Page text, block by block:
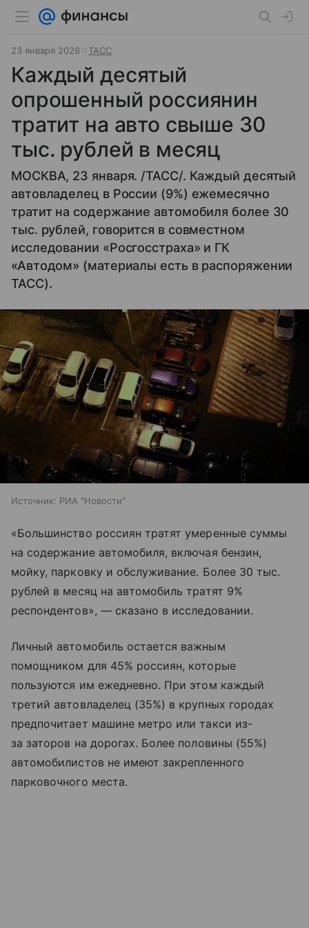
23 января 2026 ТАСС
Каждый десятый
опрошенный россиянин
тратит на авто свыше 30
тыс. рублей в месяц
МОСКВА, 23 января. /ТАСС/. Каждый десятый
автовладелец в России (9%) ежемесячно
тратит на содержание автомобиля более 30
тыс. рублей, говорится в совместном
исследовании «Росгосстраха» и ГК
«Автодом» (материалы есть в распоряжении
ТАСС).
Источник: РИА "Новости"
«Большинство россиян тратят умеренные суммы
на содержание автомобиля, включая бензин,
мойку, парковку и обслуживание. Более 30 тыс.
рублей в месяц на автомобиль тратят 9%
респондентов», — сказано в исследовании.
Личный автомобиль остается важным
помощником для 45% россиян, которые
пользуются им ежедневно. При этом каждый
третий автовладелец (35%) в крупных городах
предпочитает машине метро или такси из-
за заторов на дорогах. Более половины (55%)
автомобилистов не имеют закрепленного
парковочного места.